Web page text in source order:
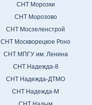
СНТ Морозки
СНТ Морозово
СНТ Мосзеленстрой
СНТ Москворецкое Роно
СНТ МПГУ им. Ленина
СНТ Надежда-8
СНТ Надежда-ДТМО
СНТ Надежда-М